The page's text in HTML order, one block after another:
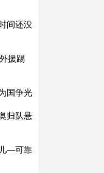
间还没
援踢
国争光
归队悬
—可靠